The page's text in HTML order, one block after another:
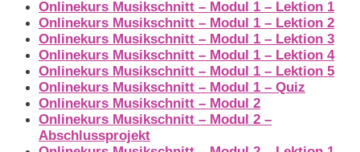
Onlinekurs Musikschnitt – Modul 1 – Lektion 1
Onlinekurs Musikschnitt – Modul 1 – Lektion 2
Onlinekurs Musikschnitt – Modul 1 – Lektion 3
Onlinekurs Musikschnitt – Modul 1 – Lektion 4
Onlinekurs Musikschnitt – Modul 1 – Lektion 5
Onlinekurs Musikschnitt – Modul 1 – Quiz
Onlinekurs Musikschnitt – Modul 2
Onlinekurs Musikschnitt – Modul 2 –
Abschlussprojekt